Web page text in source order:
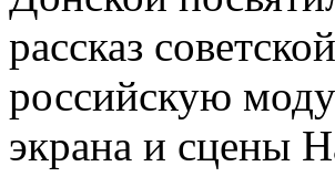
рассказ
российскую
экрана и сцены